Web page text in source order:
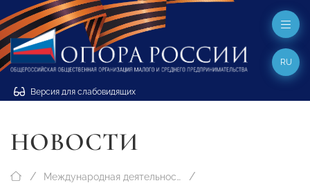
Версия для слабовидящих
RU
НОВОСТИ
Международная деятельность